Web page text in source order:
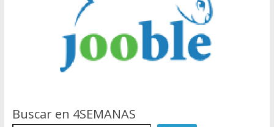
Buscar en 4SEMANAS